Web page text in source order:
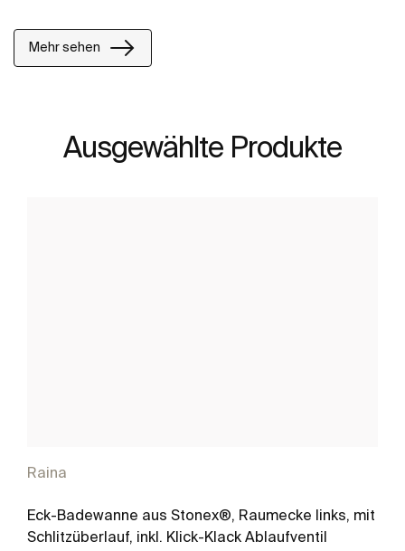
Stand-WCs und Stand-WC-Kombinationen.
Mehr sehen
Ausgewählte Produkte
Raina
Eck-Badewanne aus Stonex®, Raumecke links, mit
Schlitzüberlauf, inkl. Klick-Klack Ablaufventil